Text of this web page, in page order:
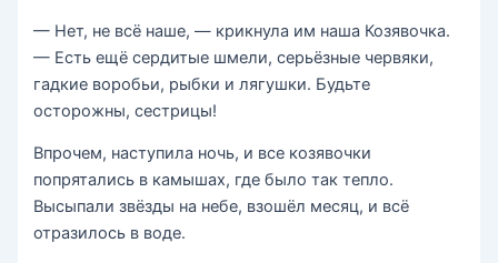
— Нет, не всё наше, — крикнула им наша Козявочка.
— Есть ещё сердитые шмели, серьёзные червяки,
гадкие воробьи, рыбки и лягушки. Будьте
осторожны, сестрицы!
Впрочем, наступила ночь, и все козявочки
попрятались в камышах, где было так тепло.
Высыпали звёзды на небе, взошёл месяц, и всё
отразилось в воде.